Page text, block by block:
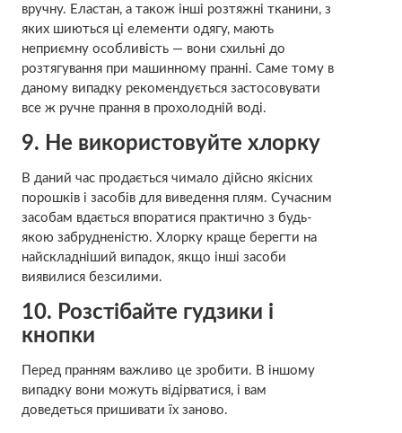
вручну. Еластан, а також інші розтяжні тканини, з
яких шиються ці елементи одягу, мають
неприємну особливість — вони схильні до
розтягування при машинному пранні. Саме тому в
даному випадку рекомендується застосовувати
все ж ручне прання в прохолодній воді.
9. Не використовуйте хлорку
В даний час продається чимало дійсно якісних
порошків і засобів для виведення плям. Сучасним
засобам вдається впоратися практично з будь-
якою забрудненістю. Хлорку краще берегти на
найскладніший випадок, якщо інші засоби
виявилися безсилими.
10. Розстібайте гудзики і
кнопки
Перед пранням важливо це зробити. В іншому
випадку вони можуть відірватися, і вам
доведеться пришивати їх заново.